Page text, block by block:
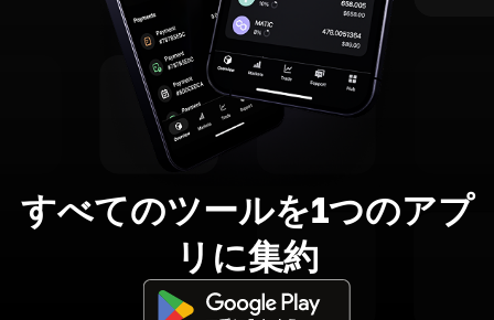
すべてのツールを1つのアプ
リに集約